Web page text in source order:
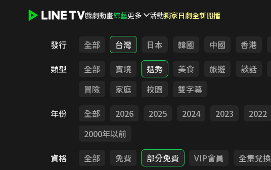
戲劇動畫綜藝更多 活動獨家日劇全新開播
發行 全部 台灣 日本 韓國 中國 香港
類型
全部 實境 選秀 美食 旅遊 談話
冒險
家庭 校園
雙字幕
年份
全部 2026 2025 2024 2023 2022
2000年以前
資格
全部 免費 部分免費 VIP會員 全集兌換